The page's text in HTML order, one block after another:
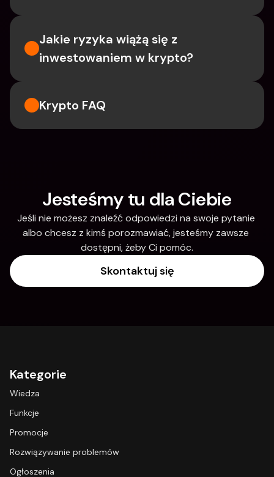
Jakie ryzyka wiążą się z
inwestowaniem w krypto?
Krypto FAQ
Jesteśmy tu dla Ciebie
Jeśli nie możesz znaleźć odpowiedzi na swoje pytanie
albo chcesz z kimś porozmawiać, jesteśmy zawsze
dostępni, żeby Ci pomóc.
Skontaktuj się
Kategorie
Wiedza
Funkcje
Promocje
Rozwiązywanie problemów
Ogłoszenia